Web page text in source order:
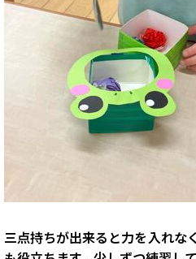
三点持ちが出来ると力を入れな